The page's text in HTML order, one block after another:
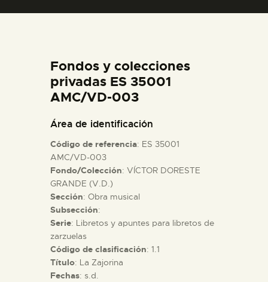
ESPAÑOL
ACTIVIDADES
█
EL MUSEO
COLECCIONES
Fondos y colecciones
privadas ES 35001
AMC/VD-003
Área de identificación
Código de referencia: ES 35001
AMC/VD-003
Fondo/Colección: VÍCTOR DORESTE
GRANDE (V.D.)
Sección: Obra musical
Subsección:
Serie: Libretos y apuntes para libretos de
zarzuelas
Código de clasificación: 1.1
Título: La Zajorina
Fechas: s.d.